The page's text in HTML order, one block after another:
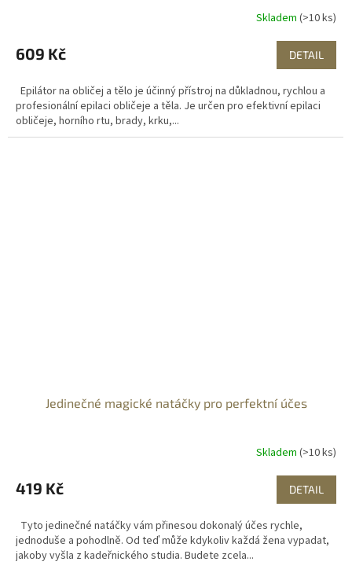
Skladem (>10 ks)
609 Kč DETAIL
Epilátor na obličej a tělo je účinný přístroj na důkladnou, rychlou a
profesionální epilaci obličeje a těla. Je určen pro efektivní epilaci
obličeje, horního rtu, brady, krku,...
Jedinečné magické natáčky pro perfektní účes
Skladem (>10 ks)
419 Kč DETAIL
Tyto jedinečné natáčky vám přinesou dokonalý účes rychle,
jednoduše a pohodlně. Od teď může kdykoliv každá žena vypadat,
jakoby vyšla z kadeřnického studia. Budete zcela...